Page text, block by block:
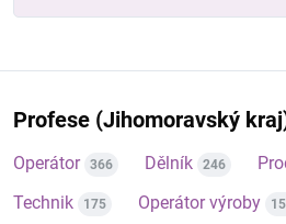
Profese (Jihomoravský
Operátor 366 Dělník 246
Technik 175 Operátor výroby